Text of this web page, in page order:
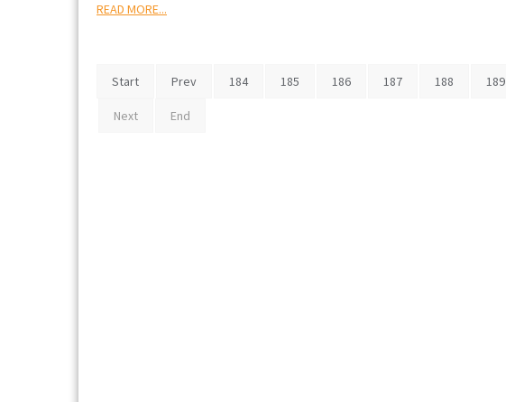
READ MORE...
Start Prev 184 185 186 187 188 189
Next End